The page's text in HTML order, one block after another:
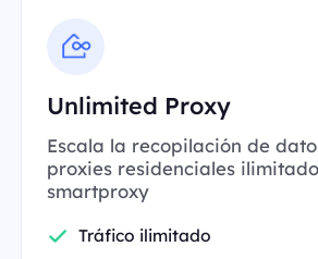
Unlimited Proxy
Escala la recopilación de
proxies residenciales
smartproxy
Tráfico ilimitado